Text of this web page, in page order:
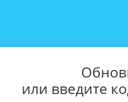
или введите